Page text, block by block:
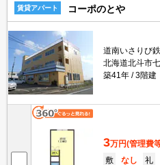
賃貸アパート コーポのとや
道南いさりび
北海道北斗市
築41年
3階建
3万円(管理費
敷
なし 礼